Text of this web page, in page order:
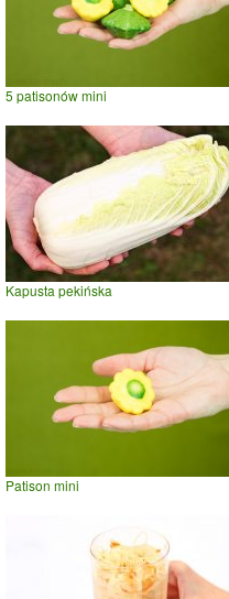
5 patisonów mini
Kapusta pekińska
Patison mini